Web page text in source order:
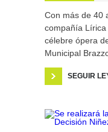
Con más de 40
compañía
célebre ópera
Municipal
SEGUIR